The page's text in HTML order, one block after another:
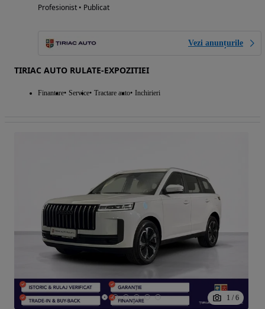
Profesionist • Publicat
Vezi anunțurile
TIRIAC AUTO RULATE-EXPOZITIEI
Finantare Service Tractare auto Inchirieri
1 / 6